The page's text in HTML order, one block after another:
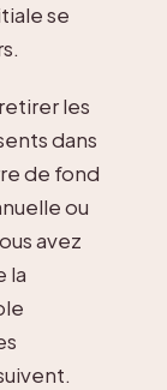
se
les
dans
de fond
ou
avez
la